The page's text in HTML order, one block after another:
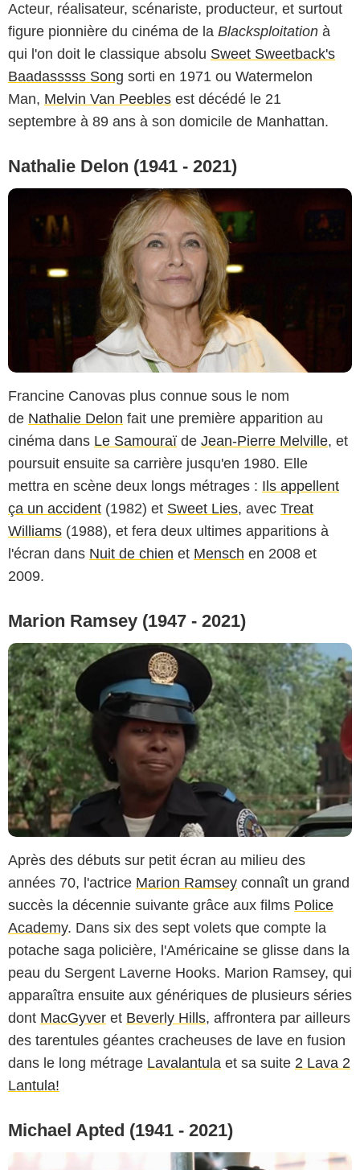
Acteur, réalisateur, scénariste, producteur, et surtout
figure pionnière du cinéma de la Blacksploitation à
qui l'on doit le classique absolu Sweet Sweetback's
Baadasssss Song sorti en 1971 ou Watermelon
Man, Melvin Van Peebles est décédé le 21
septembre à 89 ans à son domicile de Manhattan.
Nathalie Delon (1941 - 2021)
Francine Canovas plus connue sous le nom
de Nathalie Delon fait une première apparition au
cinéma dans Le Samouraï de Jean-Pierre Melville, et
poursuit ensuite sa carrière jusqu'en 1980. Elle
mettra en scène deux longs métrages : Ils appellent
ça un accident (1982) et Sweet Lies, avec Treat
Williams (1988), et fera deux ultimes apparitions à
l'écran dans Nuit de chien et Mensch en 2008 et
2009.
Marion Ramsey (1947 - 2021)
Après des débuts sur petit écran au milieu des
années 70, l'actrice Marion Ramsey connaît un grand
succès la décennie suivante grâce aux films Police
Academy. Dans six des sept volets que compte la
potache saga policière, l'Américaine se glisse dans la
peau du Sergent Laverne Hooks. Marion Ramsey, qui
apparaîtra ensuite aux génériques de plusieurs séries
dont MacGyver et Beverly Hills, affrontera par ailleurs
des tarentules géantes cracheuses de lave en fusion
dans le long métrage Lavalantula et sa suite 2 Lava 2
Lantula!
Michael Apted (1941 - 2021)